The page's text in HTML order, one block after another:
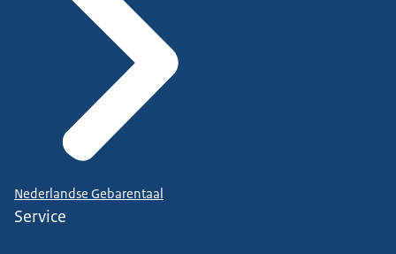
Nederlandse Gebarentaal
Service